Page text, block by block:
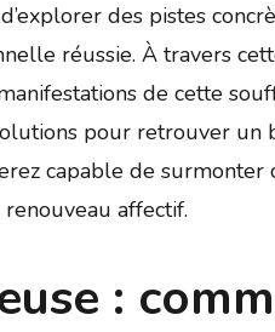
des pistes
réussie. À travers
de cette
pour retrouver
capable de surmonter
affectif.
: